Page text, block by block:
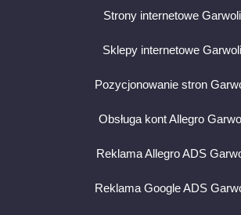
Strony internetowe
Sklepy internetowe
Pozycjonowanie stron
Obsługa kont Allegro
Reklama Allegro ADS
Reklama Google ADS